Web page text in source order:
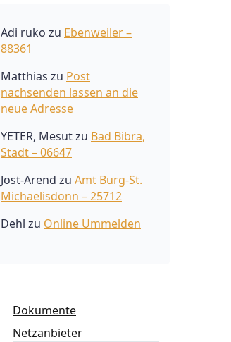
Adi ruko zu Ebenweiler –
88361
Matthias zu Post
nachsenden lassen an die
neue Adresse
YETER, Mesutzu Bad Bibra,
Stadt – 06647
Jost-Arend zu Amt Burg-St.
Michaelisdonn – 25712
Dehl zu Online Ummelden
Dokumente
Netzanbieter